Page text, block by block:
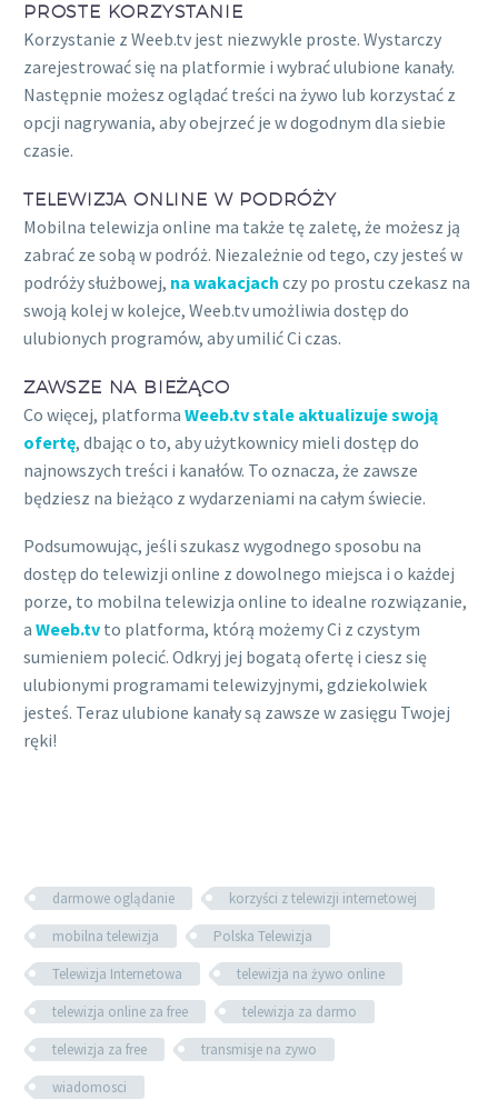
PROSTE KORZYSTANIE
Korzystanie z Weeb.tv jest niezwykle proste. Wystarczy
zarejestrować się na platformie i wybrać ulubione kanały.
Następnie możesz oglądać treści na żywo lub korzystać z
opcji nagrywania, aby obejrzeć je w dogodnym dla siebie
czasie.
TELEWIZJA ONLINE W PODRÓŻY
Mobilna telewizja online ma także tę zaletę, że możesz ją
zabrać ze sobą w podróż. Niezależnie od tego, czy jesteś w
podróży służbowej, na wakacjach czy po prostu czekasz na
swoją kolej w kolejce, Weeb.tv umożliwia dostęp do
ulubionych programów, aby umilić Ci czas.
ZAWSZE NA BIEŻĄCO
Co więcej, platforma Weeb.tv stale aktualizuje swoją
ofertę, dbając o to, aby użytkownicy mieli dostęp do
najnowszych treści i kanałów. To oznacza, że zawsze
będziesz na bieżąco z wydarzeniami na całym świecie.
Podsumowując, jeśli szukasz wygodnego sposobu na
dostęp do telewizji online z dowolnego miejsca i o każdej
porze, to mobilna telewizja online to idealne rozwiązanie,
a Weeb.tv to platforma, którą możemy Ci z czystym
sumieniem polecić. Odkryj jej bogatą ofertę i ciesz się
ulubionymi programami telewizyjnymi, gdziekolwiek
jesteś. Teraz ulubione kanały są zawsze w zasięgu Twojej
ręki!
darmowe oglądanie
korzyści z telewizji internetowej
mobilna telewizja
Polska Telewizja
Telewizja Internetowa
telewizja na żywo online
telewizja online za free
telewizja za darmo
telewizja za free
transmisje na zywo
wiadomosci